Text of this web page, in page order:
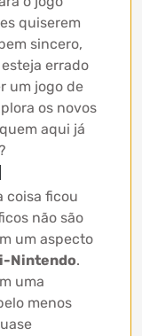
quiserem
sincero,
errado
um jogo de
os novos
aqui já
coisa ficou
não são
um aspecto
Nintendo.
uma
menos